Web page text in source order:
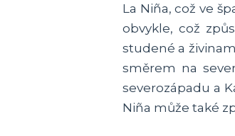
La Niña, což ve
obvykle, což
studené a
směrem na
severozápadu a
Niña může také